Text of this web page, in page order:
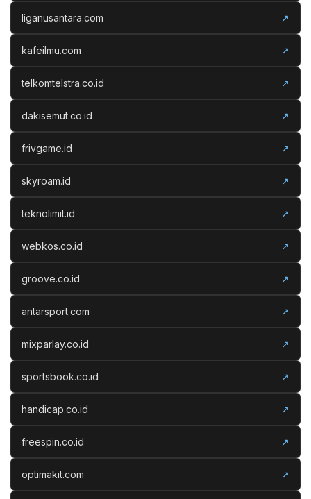
liganusantara.com ↗
kafeilmu.com ↗
telkomtelstra.co.id ↗
dakisemut.co.id ↗
frivgame.id ↗
skyroam.id ↗
teknolimit.id ↗
webkos.co.id ↗
groove.co.id ↗
antarsport.com ↗
mixparlay.co.id ↗
sportsbook.co.id ↗
handicap.co.id ↗
freespin.co.id ↗
optimakit.com ↗